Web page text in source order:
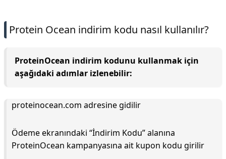
Protein Ocean indirim kodu nasıl kullanılır?
ProteinOcean indirim kodunu kullanmak için
aşağıdaki adımlar izlenebilir:
proteinocean.com adresine gidilir
Ödeme ekranındaki “İndirim Kodu” alanına
ProteinOcean kampanyasına ait kupon kodu girilir